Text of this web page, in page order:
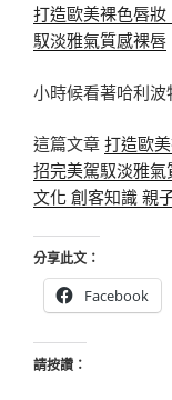
打造歐美裸色唇
馭淡雅氣質感裸唇
小時候看著哈利
這篇文章打造歐
招完美駕馭淡雅氣
文化 創客知識 親
分享此文：
Facebook
請按讚：